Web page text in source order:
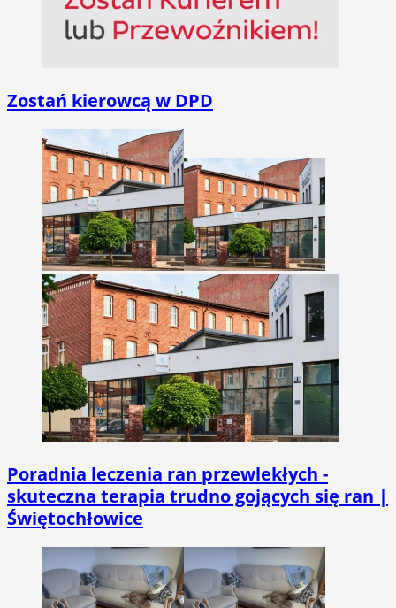
Zostań kierowcą w DPD
Poradnia leczenia ran przewlekłych -
skuteczna terapia trudno gojących się ran |
Świętochłowice